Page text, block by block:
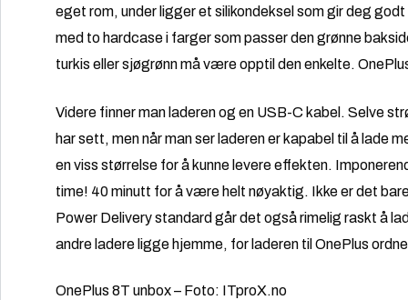
eget rom, under ligger et silikondeksel som gir deg
med to hardcase i farger som passer den grønne
turkis eller sjøgrønn må være opptil den enkelte.
Videre finner man laderen og en USB-C kabel. Selve
har sett, men når man ser laderen er kapabel til å lade
en viss størrelse for å kunne levere effekten.
time! 40 minutt for å være helt nøyaktig. Ikke er det
Power Delivery standard går det også rimelig raskt å
andre ladere ligge hjemme, for laderen til OnePlus
OnePlus 8T unbox – Foto: ITproX.no